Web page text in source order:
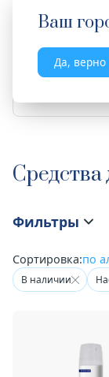
Ваш
Да, верно
Весь сайт
Фильтры
Сортировка:по
В наличии